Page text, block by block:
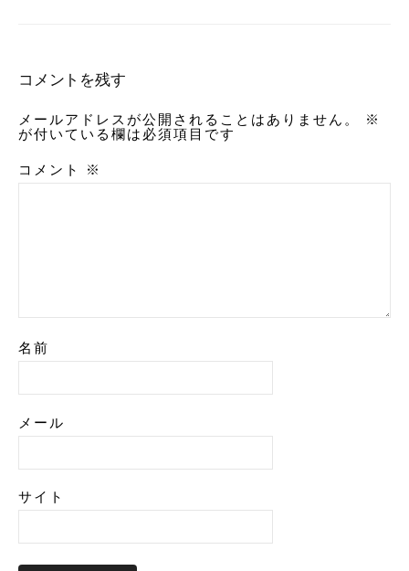
コメントを残す
メールアドレスが公開されることはありません。
※
が付いている欄は必須項目です
コメント ※
名前
メール
サイト